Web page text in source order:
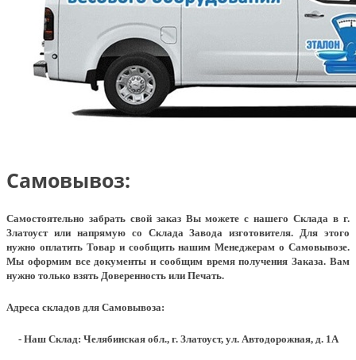
Самовывоз:
Самостоятельно забрать свой заказ Вы можете с нашего Склада в г.
Златоуст или напрямую со Склада Завода изготовителя. Для этого
нужно оплатить Товар и сообщить нашим Менеджерам о Самовывозе.
Мы оформим все документы и сообщим время получения Заказа. Вам
нужно только взять Доверенность или Печать.
Адреса складов для Самовывоза:
- Наш Склад: Челябинская обл., г. Златоуст, ул. Автодорожная, д. 1А